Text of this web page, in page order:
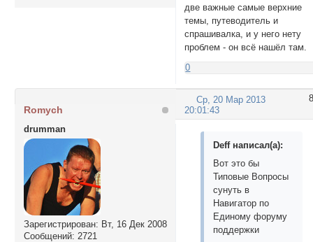
две важные самые верхние
темы, путеводитель и
спрашивалка, и у него нету
проблем - он всё нашёл там.
0
8
Ср, 20 Мар 2013
20:01:43
Romych
drumman
Зарегистрирован: Вт, 16 Дек 2008
Сообщений: 2721
Deff написал(а):
Вот это бы
Типовые Вопросы
сунуть в
Навигатор по
Единому форуму
поддержки